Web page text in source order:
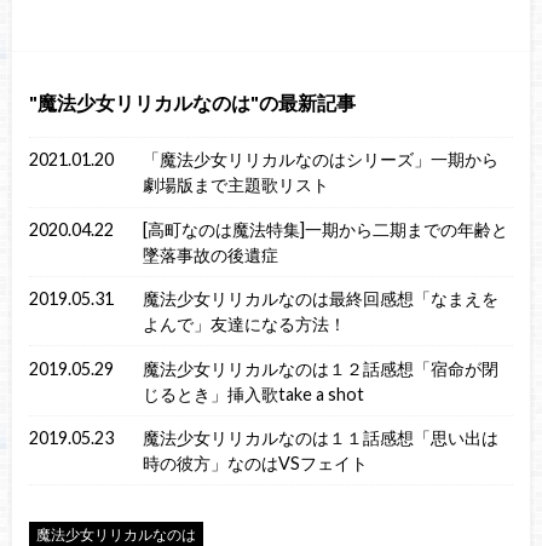
魔法少女リリカルなのは の最新記事
2021.01.20
「魔法少女リリカルなのはシリーズ」一期から
劇場版まで主題歌リスト
2020.04.22
[高町なのは魔法特集]一期から二期までの年齢と
墜落事故の後遺症
2019.05.31
魔法少女リリカルなのは最終回感想「なまえを
よんで」友達になる方法！
2019.05.29
魔法少女リリカルなのは１２話感想「宿命が閉
じるとき」挿入歌take a shot
2019.05.23
魔法少女リリカルなのは１１話感想「思い出は
時の彼方」なのはVSフェイト
魔法少女リリカルなのは